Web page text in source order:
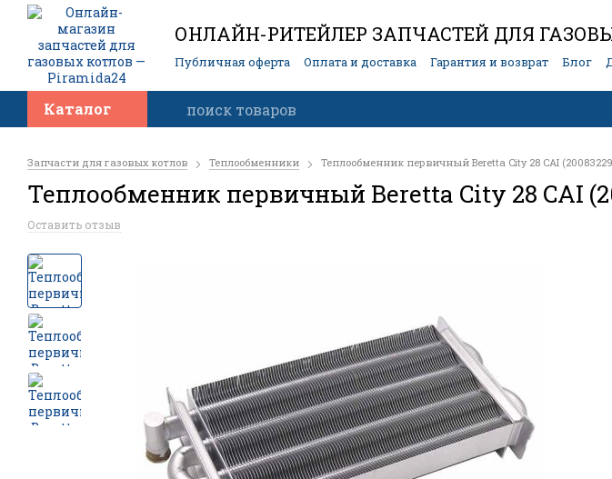
ОНЛАЙН-РИТЕЙЛЕР ЗАПЧАСТЕЙ ДЛЯ
Публичная оферта Оплата и доставка Гарантия и возврат Блог
Каталог
Запчасти для газовых котлов Теплообменники Теплообменник первичный Beretta City 28 CAI
Теплообменник первичный Beretta City 28 CAI
Оставить отзыв